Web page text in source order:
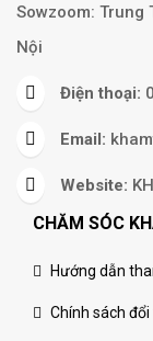
Sowzoom: Trung
Nội
Điện thoại:
Email:
Website:
CHĂM SÓC
Hướng dẫn
Chính sách